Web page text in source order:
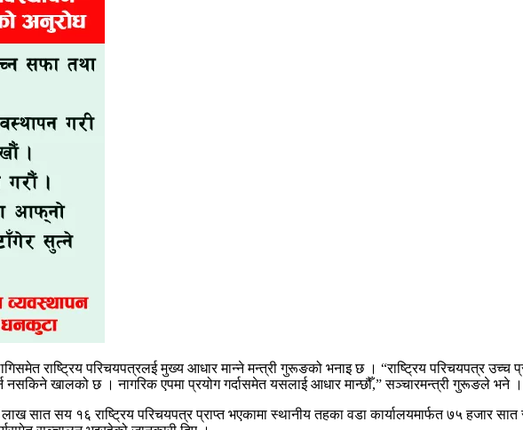
राष्ट्रिय परिचयपत्रलई मुख्य आधार मान्ने मन्त्री गुरूङको भनाइ छ । “राष्ट्रिय परिचयपत्र
नसकिने खालको छ । नागरिक एपमा प्रयोग गर्दासमेत यसलाई आधार मान्छौँ,” सञ्चारमन्त्री गुरूङले भने ।
सात सय १६ राष्ट्रिय परिचयपत्र प्राप्त भएकामा स्थानीय तहका वडा कार्यालयमार्फत ७५ हजार